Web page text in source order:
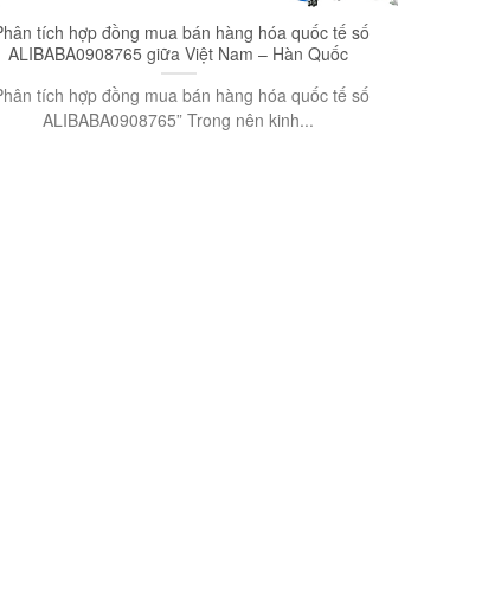
tích hợp đồng mua bán hàng hóa quốc tế số
ALIBABA0908765 giữa Việt Nam – Hàn Quốc
tích hợp đồng mua bán hàng hóa quốc tế số
ALIBABA0908765” Trong nên kinh...